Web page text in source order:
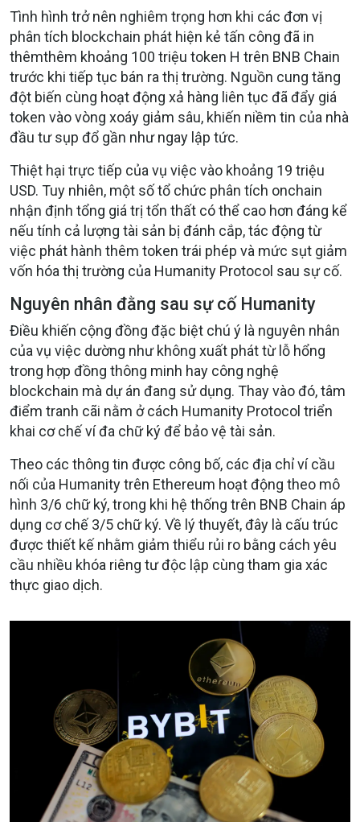
Tình hình trở nên nghiêm trọng hơn khi các đơn vị
phân tích blockchain phát hiện kẻ tấn công đã in
thêmthêm khoảng 100 triệu token H trên BNB Chain
trước khi tiếp tục bán ra thị trường. Nguồn cung tăng
đột biến cùng hoạt động xả hàng liên tục đã đẩy giá
token vào vòng xoáy giảm sâu, khiến niềm tin của nhà
đầu tư sụp đổ gần như ngay lập tức.
Thiệt hại trực tiếp của vụ việc vào khoảng 19 triệu
USD. Tuy nhiên, một số tổ chức phân tích onchain
nhận định tổng giá trị tổn thất có thể cao hơn đáng kể
nếu tính cả lượng tài sản bị đánh cắp, tác động từ
việc phát hành thêm token trái phép và mức sụt giảm
vốn hóa thị trường của Humanity Protocol sau sự cố.
Nguyên nhân đằng sau sự cố Humanity
Điều khiến cộng đồng đặc biệt chú ý là nguyên nhân
của vụ việc dường như không xuất phát từ lỗ hổng
trong hợp đồng thông minh hay công nghệ
blockchain mà dự án đang sử dụng. Thay vào đó, tâm
điểm tranh cãi nằm ở cách Humanity Protocol triển
khai cơ chế ví đa chữ ký để bảo vệ tài sản.
Theo các thông tin được công bố, các địa chỉ ví cầu
nối của Humanity trên Ethereum hoạt động theo mô
hình 3/6 chữ ký, trong khi hệ thống trên BNB Chain áp
dụng cơ chế 3/5 chữ ký. Về lý thuyết, đây là cấu trúc
được thiết kế nhằm giảm thiểu rủi ro bằng cách yêu
cầu nhiều khóa riêng tư độc lập cùng tham gia xác
thực giao dịch.